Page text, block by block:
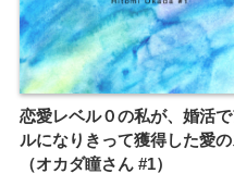
恋愛レベル０の私が、婚活
ルになりきって獲得した愛
（オカダ瞳さん #1）